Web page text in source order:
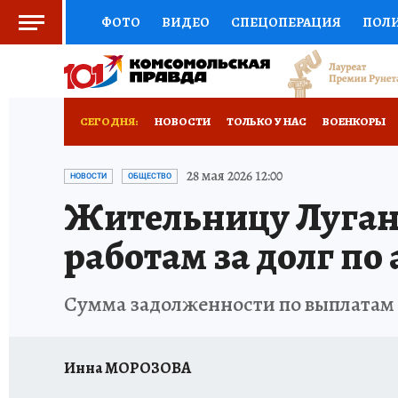
ФОТО ВИДЕО СПЕЦОПЕРАЦИЯ
СОЦПОДДЕРЖКА НАУКА СПОРТ
РАДИО КП ТЕСТЫ
СЕГОДНЯ: НОВОСТИ ТОЛЬКО У НАС ВОЕНКОРЫ
ИСПЫТАНО НА СЕБЕ
НОВОСТИ ОБЩЕСТВО 28 мая 2026 12:00
Жительницу
работам за долг
Сумма задолженности по выплатам
Инна МОРОЗОВА